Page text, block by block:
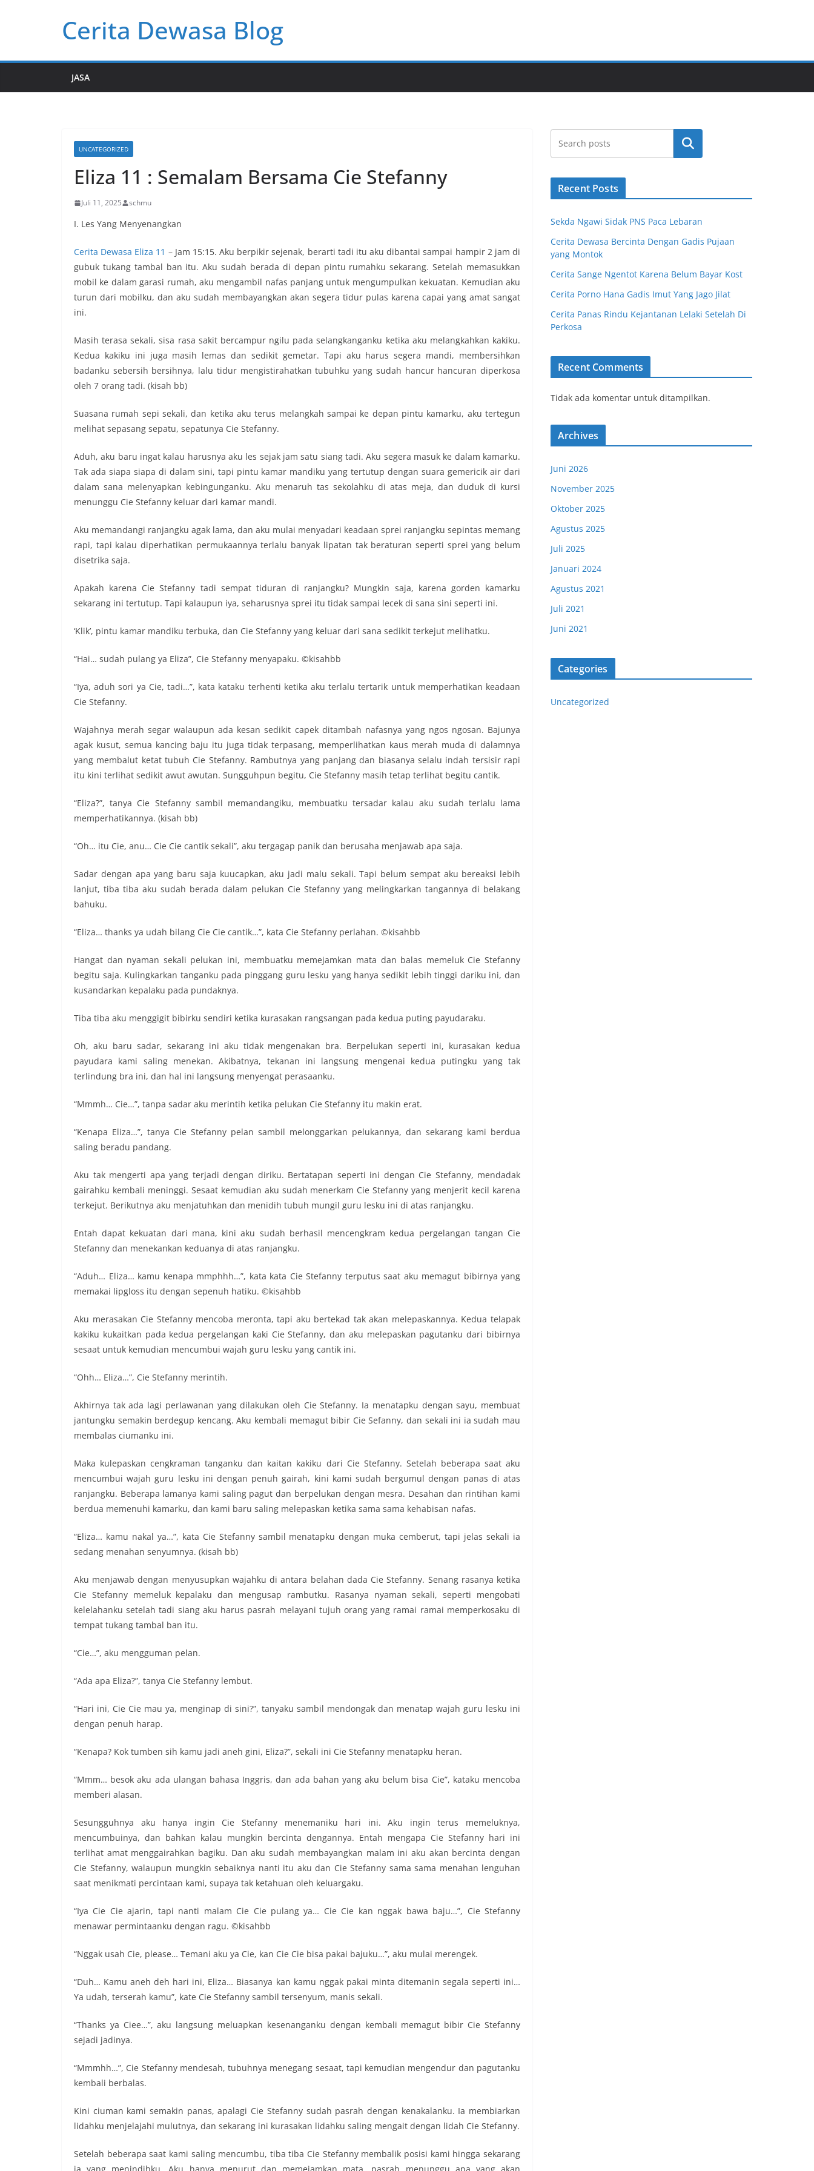
Cerita Dewasa Blog
JASA
UNCATEGORIZED
Eliza 11 : Semalam Bersama Cie Stefanny
Juli 11, 2025 schmu
I. Les Yang Menyenangkan
Cerita Dewasa Eliza 11 – Jam 15:15. Aku berpikir sejenak, berarti tadi itu aku dibantai sampai hampir 2 jam di
gubuk tukang tambal ban itu. Aku sudah berada di depan pintu rumahku sekarang. Setelah memasukkan
mobil ke dalam garasi rumah, aku mengambil nafas panjang untuk mengumpulkan kekuatan. Kemudian aku
turun dari mobilku, dan aku sudah membayangkan akan segera tidur pulas karena capai yang amat sangat
ini.
Masih terasa sekali, sisa rasa sakit bercampur ngilu pada selangkanganku ketika aku melangkahkan kakiku.
Kedua kakiku ini juga masih lemas dan sedikit gemetar. Tapi aku harus segera mandi, membersihkan
badanku sebersih bersihnya, lalu tidur mengistirahatkan tubuhku yang sudah hancur hancuran diperkosa
oleh 7 orang tadi. (kisah bb)
Suasana rumah sepi sekali, dan ketika aku terus melangkah sampai ke depan pintu kamarku, aku tertegun
melihat sepasang sepatu, sepatunya Cie Stefanny.
Aduh, aku baru ingat kalau harusnya aku les sejak jam satu siang tadi. Aku segera masuk ke dalam kamarku.
Tak ada siapa siapa di dalam sini, tapi pintu kamar mandiku yang tertutup dengan suara gemericik air dari
dalam sana melenyapkan kebingunganku. Aku menaruh tas sekolahku di atas meja, dan duduk di kursi
menunggu Cie Stefanny keluar dari kamar mandi.
Aku memandangi ranjangku agak lama, dan aku mulai menyadari keadaan sprei ranjangku sepintas memang
rapi, tapi kalau diperhatikan permukaannya terlalu banyak lipatan tak beraturan seperti sprei yang belum
disetrika saja.
Apakah karena Cie Stefanny tadi sempat tiduran di ranjangku? Mungkin saja, karena gorden kamarku
sekarang ini tertutup. Tapi kalaupun iya, seharusnya sprei itu tidak sampai lecek di sana sini seperti ini.
‘Klik’, pintu kamar mandiku terbuka, dan Cie Stefanny yang keluar dari sana sedikit terkejut melihatku.
“Hai… sudah pulang ya Eliza”, Cie Stefanny menyapaku. ©kisahbb
“Iya, aduh sori ya Cie, tadi…”, kata kataku terhenti ketika aku terlalu tertarik untuk memperhatikan keadaan
Cie Stefanny.
Wajahnya merah segar walaupun ada kesan sedikit capek ditambah nafasnya yang ngos ngosan. Bajunya
agak kusut, semua kancing baju itu juga tidak terpasang, memperlihatkan kaus merah muda di dalamnya
yang membalut ketat tubuh Cie Stefanny. Rambutnya yang panjang dan biasanya selalu indah tersisir rapi
itu kini terlihat sedikit awut awutan. Sungguhpun begitu, Cie Stefanny masih tetap terlihat begitu cantik.
“Eliza?”, tanya Cie Stefanny sambil memandangiku, membuatku tersadar kalau aku sudah terlalu lama
memperhatikannya. (kisah bb)
“Oh… itu Cie, anu… Cie Cie cantik sekali”, aku tergagap panik dan berusaha menjawab apa saja.
Sadar dengan apa yang baru saja kuucapkan, aku jadi malu sekali. Tapi belum sempat aku bereaksi lebih
lanjut, tiba tiba aku sudah berada dalam pelukan Cie Stefanny yang melingkarkan tangannya di belakang
bahuku.
“Eliza… thanks ya udah bilang Cie Cie cantik…”, kata Cie Stefanny perlahan. ©kisahbb
Hangat dan nyaman sekali pelukan ini, membuatku memejamkan mata dan balas memeluk Cie Stefanny
begitu saja. Kulingkarkan tanganku pada pinggang guru lesku yang hanya sedikit lebih tinggi dariku ini, dan
kusandarkan kepalaku pada pundaknya.
Tiba tiba aku menggigit bibirku sendiri ketika kurasakan rangsangan pada kedua puting payudaraku.
Oh, aku baru sadar, sekarang ini aku tidak mengenakan bra. Berpelukan seperti ini, kurasakan kedua
payudara kami saling menekan. Akibatnya, tekanan ini langsung mengenai kedua putingku yang tak
terlindung bra ini, dan hal ini langsung menyengat perasaanku.
“Mmmh… Cie…”, tanpa sadar aku merintih ketika pelukan Cie Stefanny itu makin erat.
“Kenapa Eliza…”, tanya Cie Stefanny pelan sambil melonggarkan pelukannya, dan sekarang kami berdua
saling beradu pandang.
Aku tak mengerti apa yang terjadi dengan diriku. Bertatapan seperti ini dengan Cie Stefanny, mendadak
gairahku kembali meninggi. Sesaat kemudian aku sudah menerkam Cie Stefanny yang menjerit kecil karena
terkejut. Berikutnya aku menjatuhkan dan menidih tubuh mungil guru lesku ini di atas ranjangku.
Entah dapat kekuatan dari mana, kini aku sudah berhasil mencengkram kedua pergelangan tangan Cie
Stefanny dan menekankan keduanya di atas ranjangku.
“Aduh… Eliza… kamu kenapa mmphhh…”, kata kata Cie Stefanny terputus saat aku memagut bibirnya yang
memakai lipgloss itu dengan sepenuh hatiku. ©kisahbb
Aku merasakan Cie Stefanny mencoba meronta, tapi aku bertekad tak akan melepaskannya. Kedua telapak
kakiku kukaitkan pada kedua pergelangan kaki Cie Stefanny, dan aku melepaskan pagutanku dari bibirnya
sesaat untuk kemudian mencumbui wajah guru lesku yang cantik ini.
“Ohh… Eliza…”, Cie Stefanny merintih.
Akhirnya tak ada lagi perlawanan yang dilakukan oleh Cie Stefanny. Ia menatapku dengan sayu, membuat
jantungku semakin berdegup kencang. Aku kembali memagut bibir Cie Sefanny, dan sekali ini ia sudah mau
membalas ciumanku ini.
Maka kulepaskan cengkraman tanganku dan kaitan kakiku dari Cie Stefanny. Setelah beberapa saat aku
mencumbui wajah guru lesku ini dengan penuh gairah, kini kami sudah bergumul dengan panas di atas
ranjangku. Beberapa lamanya kami saling pagut dan berpelukan dengan mesra. Desahan dan rintihan kami
berdua memenuhi kamarku, dan kami baru saling melepaskan ketika sama sama kehabisan nafas.
“Eliza… kamu nakal ya…”, kata Cie Stefanny sambil menatapku dengan muka cemberut, tapi jelas sekali ia
sedang menahan senyumnya. (kisah bb)
Aku menjawab dengan menyusupkan wajahku di antara belahan dada Cie Stefanny. Senang rasanya ketika
Cie Stefanny memeluk kepalaku dan mengusap rambutku. Rasanya nyaman sekali, seperti mengobati
kelelahanku setelah tadi siang aku harus pasrah melayani tujuh orang yang ramai ramai memperkosaku di
tempat tukang tambal ban itu.
“Cie…”, aku mengguman pelan.
“Ada apa Eliza?”, tanya Cie Stefanny lembut.
“Hari ini, Cie Cie mau ya, menginap di sini?”, tanyaku sambil mendongak dan menatap wajah guru lesku ini
dengan penuh harap.
“Kenapa? Kok tumben sih kamu jadi aneh gini, Eliza?”, sekali ini Cie Stefanny menatapku heran.
“Mmm… besok aku ada ulangan bahasa Inggris, dan ada bahan yang aku belum bisa Cie”, kataku mencoba
memberi alasan.
Sesungguhnya aku hanya ingin Cie Stefanny menemaniku hari ini. Aku ingin terus memeluknya,
mencumbuinya, dan bahkan kalau mungkin bercinta dengannya. Entah mengapa Cie Stefanny hari ini
terlihat amat menggairahkan bagiku. Dan aku sudah membayangkan malam ini aku akan bercinta dengan
Cie Stefanny, walaupun mungkin sebaiknya nanti itu aku dan Cie Stefanny sama sama menahan lenguhan
saat menikmati percintaan kami, supaya tak ketahuan oleh keluargaku.
“Iya Cie Cie ajarin, tapi nanti malam Cie Cie pulang ya… Cie Cie kan nggak bawa baju…”, Cie Stefanny
menawar permintaanku dengan ragu. ©kisahbb
“Nggak usah Cie, please… Temani aku ya Cie, kan Cie Cie bisa pakai bajuku…”, aku mulai merengek.
“Duh… Kamu aneh deh hari ini, Eliza… Biasanya kan kamu nggak pakai minta ditemanin segala seperti ini…
Ya udah, terserah kamu”, kate Cie Stefanny sambil tersenyum, manis sekali.
“Thanks ya Ciee…”, aku langsung meluapkan kesenanganku dengan kembali memagut bibir Cie Stefanny
sejadi jadinya.
“Mmmhh…”, Cie Stefanny mendesah, tubuhnya menegang sesaat, tapi kemudian mengendur dan pagutanku
kembali berbalas.
Kini ciuman kami semakin panas, apalagi Cie Stefanny sudah pasrah dengan kenakalanku. Ia membiarkan
lidahku menjelajahi mulutnya, dan sekarang ini kurasakan lidahku saling mengait dengan lidah Cie Stefanny.
Setelah beberapa saat kami saling mencumbu, tiba tiba Cie Stefanny membalik posisi kami hingga sekarang
Cari
Recent Posts
Sekda Ngawi Sidak PNS Paca Lebaran
Cerita Dewasa Bercinta Dengan Gadis Pujaan
yang Montok
Cerita Sange Ngentot Karena Belum Bayar Kost
Cerita Porno Hana Gadis Imut Yang Jago Jilat
Cerita Panas Rindu Kejantanan Lelaki Setelah Di
Perkosa
Recent Comments
Tidak ada komentar untuk ditampilkan.
Archives
Juni 2026
November 2025
Oktober 2025
Agustus 2025
Juli 2025
Januari 2024
Agustus 2021
Juli 2021
Juni 2021
Categories
Uncategorized